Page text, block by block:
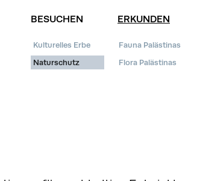
BESUCHEN ERKUNDEN
Kulturelles Erbe
Naturschutz
Fauna Palästinas
Flora Palästinas